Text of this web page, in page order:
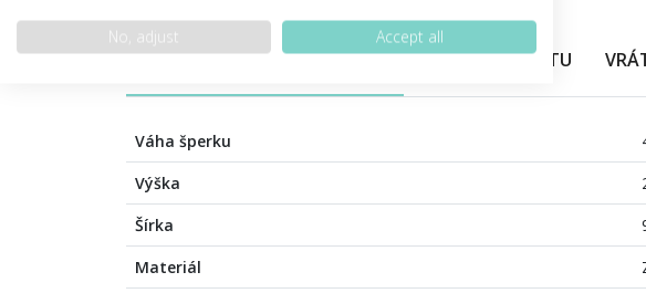
PODROBNOSTI O PRODUKTE POPIS PRODUKTU
Váha šperku
Výška
Šírka
Materiál
No, adjust Accept all